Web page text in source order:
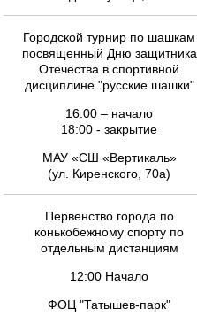
Городской турнир по шашкам
посвященный Дню защитника
Отечества в спортивной
дисциплине "русские шашки"
16:00 – начало
18:00 - закрытие
МАУ «СШ «Вертикаль»
(ул. Киренского, 70а)
Первенство города по
конькобежному спорту по
отдельным дистанциям
12:00 Начало
ФОЦ "Татышев-парк"